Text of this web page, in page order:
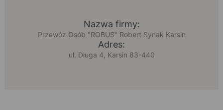
Nazwa firmy:
Przewóz Osób "ROBUS" Robert Synak Karsin
Adres:
ul. Długa 4, Karsin 83-440